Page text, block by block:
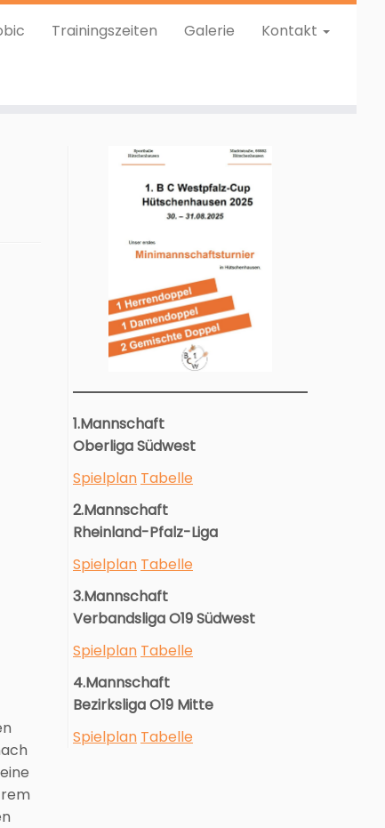
Trainingszeiten Galerie Kontakt
1.Mannschaft
Oberliga Südwest
Spielplan Tabelle
2.Mannschaft
Rheinland-Pfalz-Liga
Spielplan Tabelle
3.Mannschaft
Verbandsliga O19 Südwest
Spielplan Tabelle
4.Mannschaft
Bezirksliga O19 Mitte
Spielplan Tabelle